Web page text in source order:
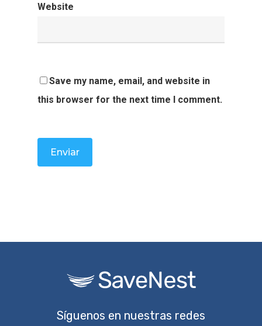
Website
Save my name, email, and website in
this browser for the next time I comment.
Síguenos en nuestras redes